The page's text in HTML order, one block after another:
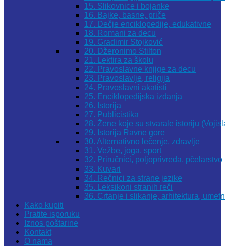
15. Slikovnice i bojanke
16. Bajke, basne, priče
17. Dečje enciklopedije, edukativne
18. Romani za decu
19. Gradimir Stojković
20. Džeronimo Stilton
21. Lektira za školu
22. Pravoslavne knjige za decu
23. Pravoslavlje, religija
24. Pravoslavni akatisti
25. Enciklopedijska izdanja
26. Istorija
27. Publicistika
28. Žene koje su stvarale istoriju
29. Istorija Ravne gore
30. Alternativno lečenje, zdravlje
31. Vežbe, joga, sport
32. Priručnici, poljoprivreda, pčelarstvo
33. Kuvari
34. Rečnici za strane jezike
35. Leksikoni stranih reči
36. Crtanje i slikanje, arhitektura,
Kako kupiti
Pratite isporuku
Iznos poštarine
Kontakt
O nama